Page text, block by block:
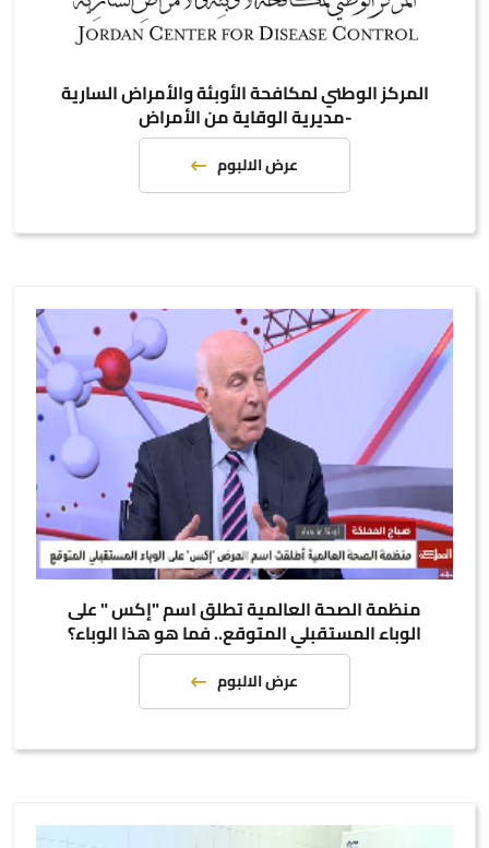
المركز الوطني لمكافحة الأوبئة والأمراض السارية
-مديرية الوقاية من الأمراض
عرض الالبوم
منظمة الصحة العالمية تطلق اسم "إكس " على
الوباء المستقبلي المتوقع.. فما هو هذا الوباء؟
عرض الالبوم